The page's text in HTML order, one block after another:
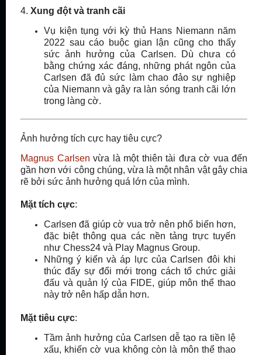
4. Xung đột và tranh cãi
Vụ kiện tụng với kỳ thủ Hans Niemann năm
2022 sau cáo buộc gian lận cũng cho thấy
sức ảnh hưởng của Carlsen. Dù chưa có
bằng chứng xác đáng, những phát ngôn của
Carlsen đã đủ sức làm chao đảo sự nghiệp
của Niemann và gây ra làn sóng tranh cãi lớn
trong làng cờ.
Ảnh hưởng tích cực hay tiêu cực?
Magnus Carlsen vừa là một thiên tài đưa cờ vua đến
gần hơn với công chúng, vừa là một nhân vật gây chia
rẽ bởi sức ảnh hưởng quá lớn của mình.
Mặt tích cực:
Carlsen đã giúp cờ vua trở nên phổ biến hơn,
đặc biệt thông qua các nền tảng trực tuyến
như Chess24 và Play Magnus Group.
Những ý kiến và áp lực của Carlsen đôi khi
thúc đẩy sự đổi mới trong cách tổ chức giải
đấu và quản lý của FIDE, giúp môn thể thao
này trở nên hấp dẫn hơn.
Mặt tiêu cực:
Tầm ảnh hưởng của Carlsen dễ tạo ra tiền lệ
xấu, khiến cờ vua không còn là môn thể thao